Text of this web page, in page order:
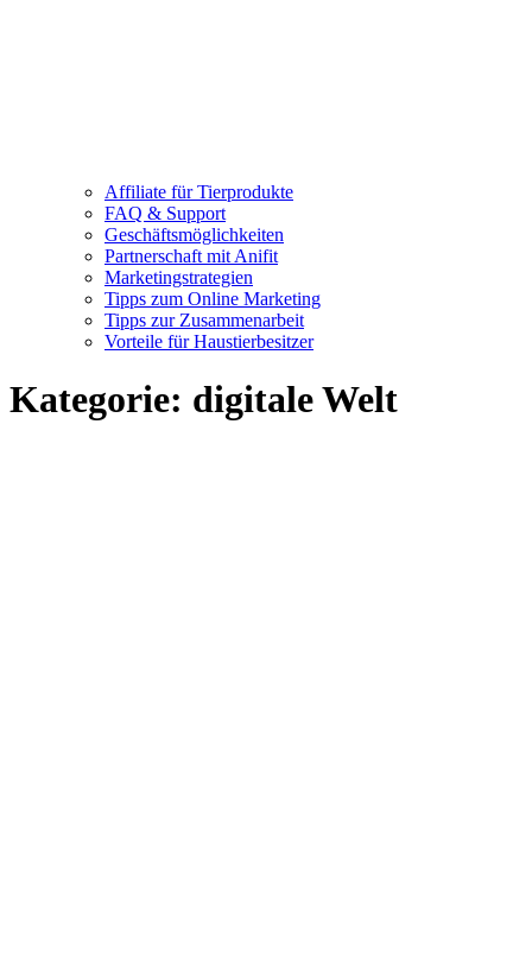
Affiliate für Tierprodukte
FAQ & Support
Geschäftsmöglichkeiten
Partnerschaft mit Anifit
Marketingstrategien
Tipps zum Online Marketing
Tipps zur Zusammenarbeit
Vorteile für Haustierbesitzer
Kategorie: digitale Welt